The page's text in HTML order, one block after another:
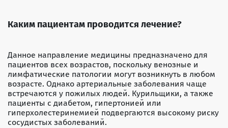
Каким пациентам проводится лечение?
Данное направление медицины предназначено для
пациентов всех возрастов, поскольку венозные и
лимфатические патологии могут возникнуть в любом
возрасте. Однако артериальные заболевания чаще
встречаются у пожилых людей. Курильщики, а также
пациенты с диабетом, гипертонией или
гиперхолестеринемией подвергаются высокому риску
сосудистых заболеваний.